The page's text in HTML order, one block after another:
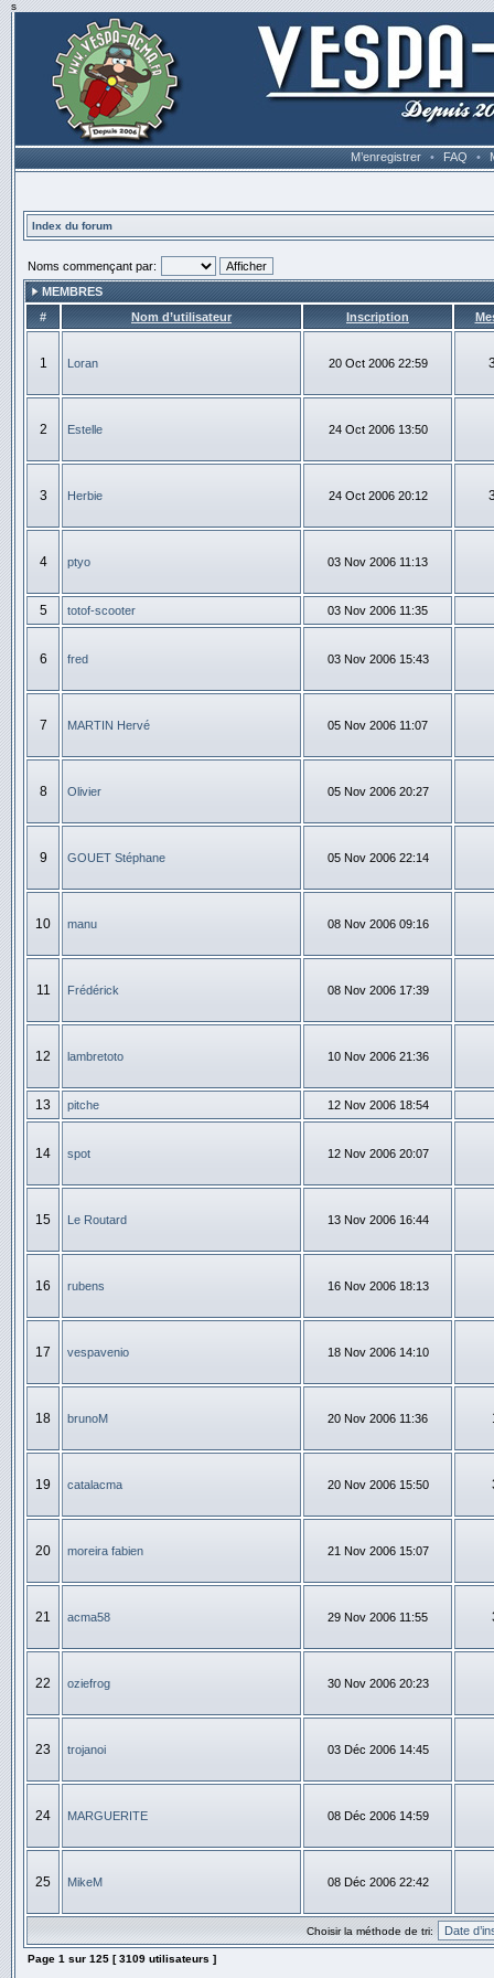
s
M’enregistrer • FAQ •
Index du forum
Noms commençant par:
MEMBRES
#
Nom d’utilisateur Inscription
1 Loran 20 Oct 2006 22:59
2 Estelle 24 Oct 2006 13:50
3 Herbie 24 Oct 2006 20:12
4 ptyo 03 Nov 2006 11:13
5 totof-scooter 03 Nov 2006 11:35
6 fred 03 Nov 2006 15:43
7 MARTIN Hervé 05 Nov 2006 11:07
8 Olivier 05 Nov 2006 20:27
9 GOUET Stéphane 05 Nov 2006 22:14
10 manu 08 Nov 2006 09:16
11 Frédérick 08 Nov 2006 17:39
12 lambretoto 10 Nov 2006 21:36
13 pitche 12 Nov 2006 18:54
14 spot 12 Nov 2006 20:07
15 Le Routard 13 Nov 2006 16:44
16 rubens 16 Nov 2006 18:13
17 vespavenio 18 Nov 2006 14:10
18 brunoM 20 Nov 2006 11:36
19 catalacma 20 Nov 2006 15:50
20 moreira fabien 21 Nov 2006 15:07
21 acma58 29 Nov 2006 11:55
22 oziefrog 30 Nov 2006 20:23
23 trojanoi 03 Déc 2006 14:45
24 MARGUERITE 08 Déc 2006 14:59
25 MikeM 08 Déc 2006 22:42
Choisir la méthode de tri:
Page 1 sur 125 [ 3109 utilisateurs ]